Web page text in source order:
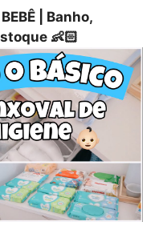
| Banho,
👶🏻